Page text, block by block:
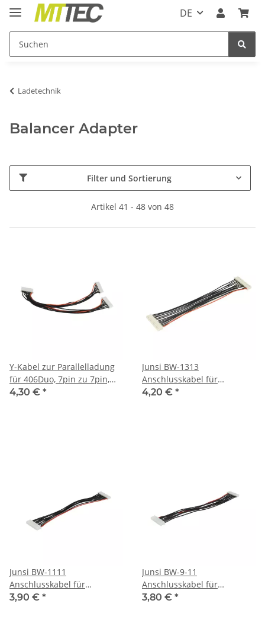
DE
Ladetechnik
Balancer Adapter
Filter und Sortierung
Artikel 41 - 48 von 48
Y-Kabel zur Parallelladung
für 406Duo, 7pin zu 7pin,
150 mm
4,30 € *
Junsi BW-1313
Anschlusskabel für
Adapterplatte 13 adrig
4,20 € *
Junsi BW-1111
Anschlusskabel für
Adapterplatte - 10S - 11
3,90 € *
Junsi BW-9-11
Anschlusskabel für
Adapterplatte 8S - 9 adrig
3,80 € *